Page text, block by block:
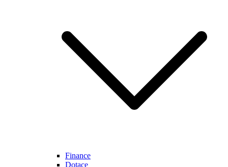
Finance
Dotace